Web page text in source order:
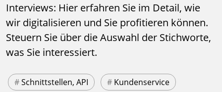
Interviews: Hier erfahren Sie im Detail, wie
wir digitalisieren und Sie profitieren können.
Steuern Sie über die Auswahl der Stichworte,
was Sie interessiert.
#Schnittstellen, API # Kundenservice